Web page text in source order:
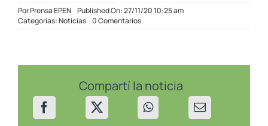
PorPrensa EPEN Published On: 27/11/20 10:25 am
Categorías:Noticias 0 Comentarioson
El
la
zona
Sur
Compartí la noticia